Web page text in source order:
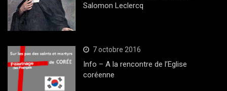
Salomon Leclercq
7 octobre 2016
Info – A la rencontre de l’Eglise
coréenne